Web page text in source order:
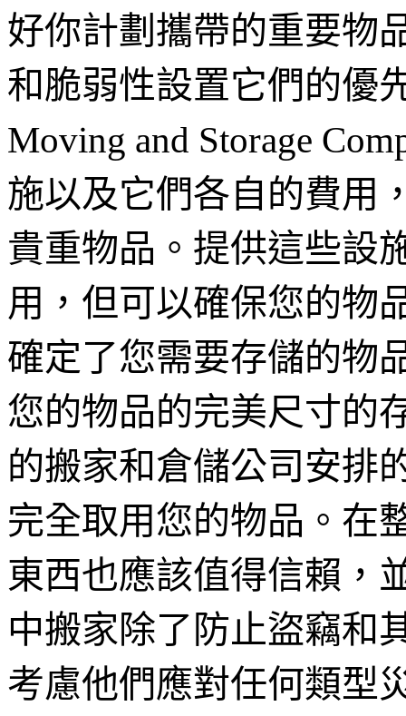
好你計劃攜帶的重要物
和脆弱性設置它們的優
Moving and Storage
施以及它們各自的費用
貴重物品。提供這些設
用，但可以確保您的物
確定了您需要存儲的物
您的物品的完美尺寸的
的搬家和倉儲公司安排
完全取用您的物品。在
東西也應該值得信賴，
中搬家除了防止盜竊和
考慮他們應對任何類型